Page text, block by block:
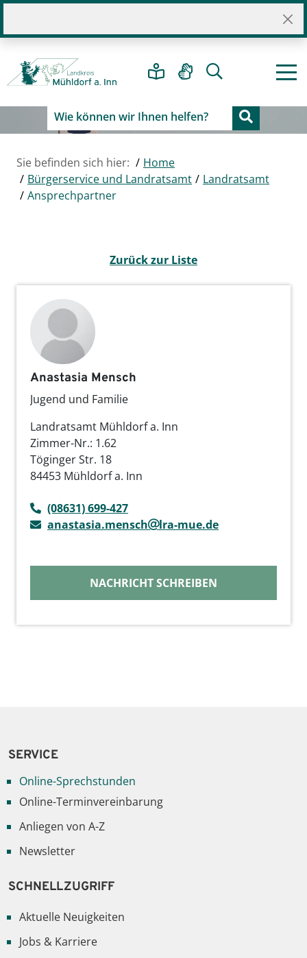
Sie befinden sich hier:
Home
Bürgerservice und Landratsamt
Landratsamt
Ansprechpartner
Zurück zur Liste
Anastasia Mensch
Jugend und Familie
Landratsamt Mühldorf a. Inn
Zimmer-Nr.: 1.62
Töginger Str. 18
84453 Mühldorf a. Inn
(08631) 699-427
anastasia.mensch
lra-mue.de
NACHRICHT SCHREIBEN
SERVICE
Online-Sprechstunden
Online-Terminvereinbarung
Anliegen von A-Z
Newsletter
SCHNELLZUGRIFF
Aktuelle Neuigkeiten
Jobs & Karriere